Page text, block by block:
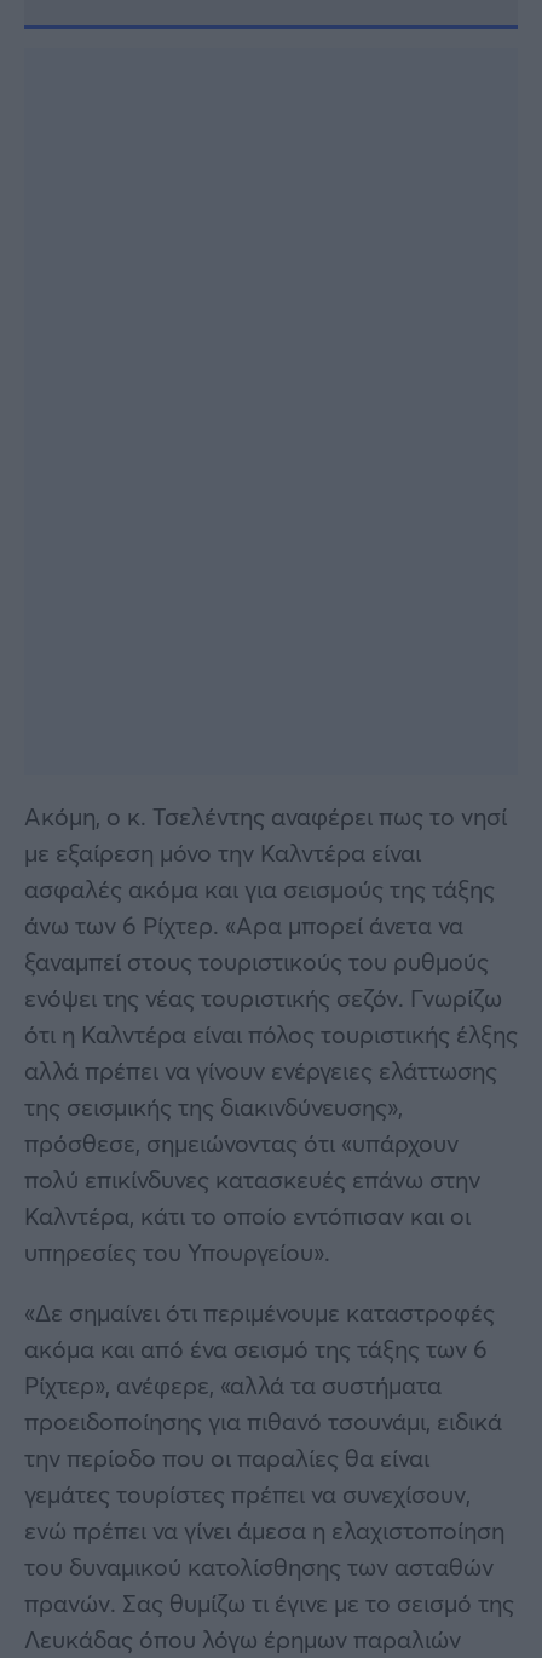
Ακόμη, ο κ. Τσελέντης αναφέρει πως το νησί
με εξαίρεση μόνο την Καλντέρα είναι
ασφαλές ακόμα και για σεισμούς της τάξης
άνω των 6 Ρίχτερ. «Αρα μπορεί άνετα να
ξαναμπεί στους τουριστικούς του ρυθμούς
ενόψει της νέας τουριστικής σεζόν. Γνωρίζω
ότι η Καλντέρα είναι πόλος τουριστικής έλξης
αλλά πρέπει να γίνουν ενέργειες ελάττωσης
της σεισμικής της διακινδύνευσης»,
πρόσθεσε, σημειώνοντας ότι «υπάρχουν
πολύ επικίνδυνες κατασκευές επάνω στην
Καλντέρα, κάτι το οποίο εντόπισαν και οι
υπηρεσίες του Υπουργείου».
«Δε σημαίνει ότι περιμένουμε καταστροφές
ακόμα και από ένα σεισμό της τάξης των 6
Ρίχτερ», ανέφερε, «αλλά τα συστήματα
προειδοποίησης για πιθανό τσουνάμι, ειδικά
την περίοδο που οι παραλίες θα είναι
γεμάτες τουρίστες πρέπει να συνεχίσουν,
ενώ πρέπει να γίνει άμεσα η ελαχιστοποίηση
του δυναμικού κατολίσθησης των ασταθών
πρανών. Σας θυμίζω τι έγινε με το σεισμό της
Λευκάδας όπου λόγω έρημων παραλιών